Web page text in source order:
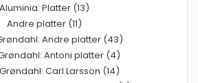
Aluminia: Platter (13)
Andre platter (11)
Andre platter (43)
Antoni platter (4)
Carl Larsson (14)